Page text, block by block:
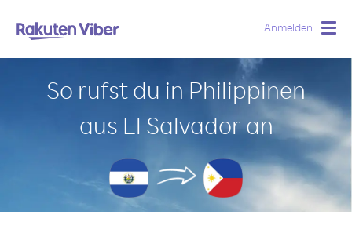
Anmelden
So rufst du in Philippinen
aus El Salvador an